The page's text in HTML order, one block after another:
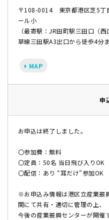
〒108-0014 東京都港区芝5
ール小
（最寄駅：JR田町駅三田口（
草線三田駅A3出口から徒歩4分
MAP
申
お申込は終了しました。
〇参加費：無料
〇定員：50名 当日飛び入りOK
〇配信：あり “耳だけ”参加OK
※お申込み情報は港区立産業振
関にて共有・適切に管理の上、
今後の産業振興センターが開催